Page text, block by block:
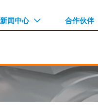
新闻中心  合作伙伴